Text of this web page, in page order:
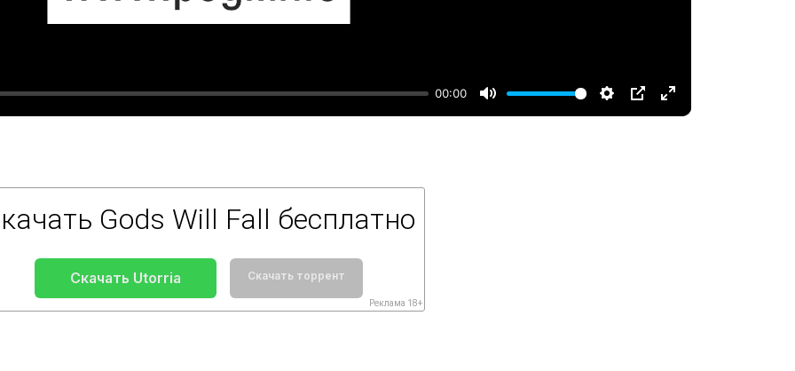
00:00
Gods Will Fall бесплатно
Скачать Utorria Скачать торрент
Реклама 18+